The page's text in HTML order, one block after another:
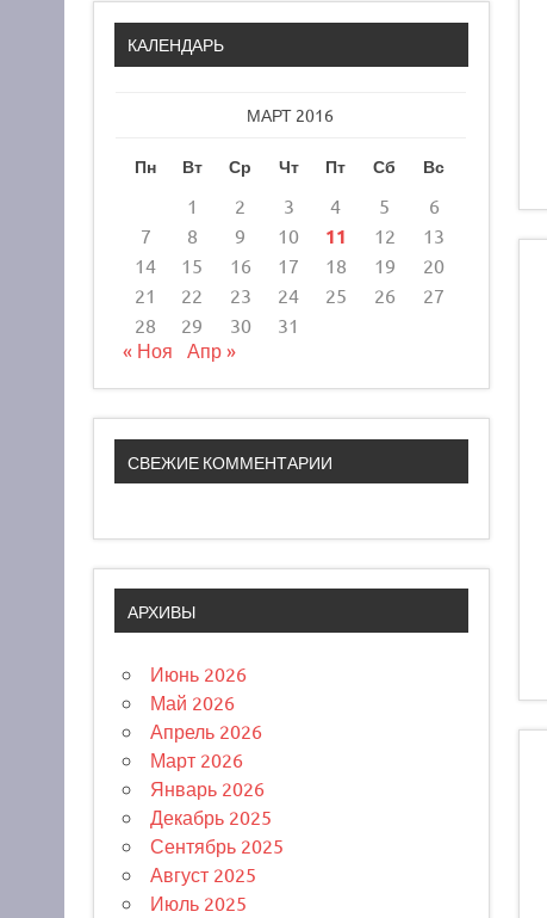
КАЛЕНДАРЬ
МАРТ 2016
Пн Вт Ср Чт Пт Сб Вс
1 2 3 4 5
6
7
8 9 10 11 12
13
14
15 16 17 18 19
20
21
22 23 24 25 26
27
28
29 30
31
« Ноя
Апр »
СВЕЖИЕ КОММЕНТАРИИ
АРХИВЫ
Июнь 2026
Май 2026
Апрель 2026
Март 2026
Январь 2026
Декабрь 2025
Сентябрь 2025
Август 2025
Июль 2025